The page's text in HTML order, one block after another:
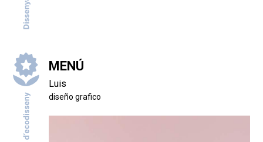
MENÚ
Luis
diseño grafico